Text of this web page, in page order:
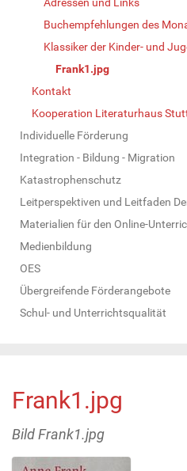
Buchempfehlungen des
Klassiker der Kinder- und
Frank1.jpg
Kontakt
Kooperation Literaturhaus
Individuelle Förderung
Integration - Bildung - Migration
Katastrophenschutz
Leitperspektiven und Leitfaden
Materialien für den Online-
Medienbildung
OES
Übergreifende Förderangebote
Schul- und Unterrichtsqualität
Frank1.jpg
Bild Frank1.jpg